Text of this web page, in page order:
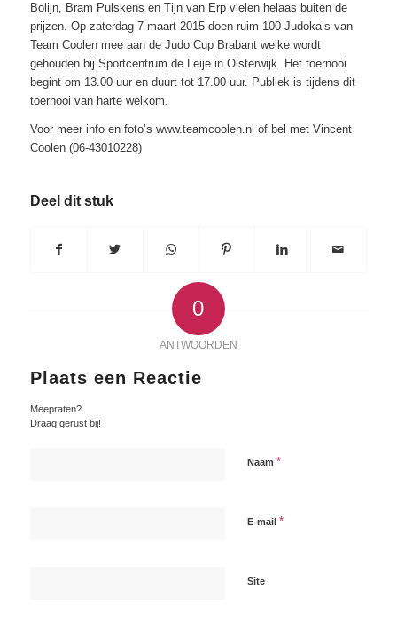
Bolijn, Bram Pulskens en Tijn van Erp vielen helaas buiten de
prijzen. Op zaterdag 7 maart 2015 doen ruim 100 Judoka’s van
Team Coolen mee aan de Judo Cup Brabant welke wordt
gehouden bij Sportcentrum de Leije in Oisterwijk. Het toernooi
begint om 13.00 uur en duurt tot 17.00 uur. Publiek is tijdens dit
toernooi van harte welkom.
Voor meer info en foto’s www.teamcoolen.nl of bel met Vincent
Coolen (06-43010228)
Deel dit stuk
0
ANTWOORDEN
Plaats een Reactie
Meepraten?
Draag gerust bij!
Naam *
E-mail *
Site